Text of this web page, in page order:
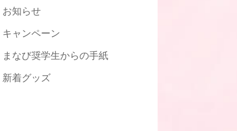
お知らせ
キャンペーン
まなび奨学生からの手紙
新着グッズ